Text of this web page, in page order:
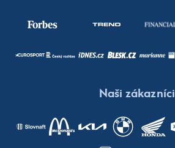
Naši zákazníci